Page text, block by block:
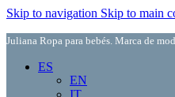
Skip to navigation Skip to main
Juliana Ropa para bebés. Marca de
ES
EN
IT